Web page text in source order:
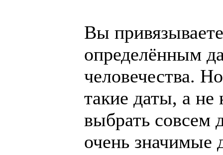
Вы
определённым
человечества.
такие даты, а не
выбрать совсем
очень значимые